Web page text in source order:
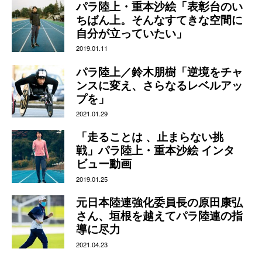
パラ陸上・重本沙絵「表彰台のい
ちばん上。そんなすてきな空間に
自分が立っていたい」
2019.01.11
パラ陸上／鈴木朋樹「逆境をチャ
ンスに変え、さらなるレベルアッ
プを」
2021.01.29
「走ることは 、止まらない挑
戦」パラ陸上・重本沙絵 インタ
ビュー動画
2019.01.25
元日本陸連強化委員長の原田康弘
さん、垣根を越えてパラ陸連の指
導に尽力
2021.04.23